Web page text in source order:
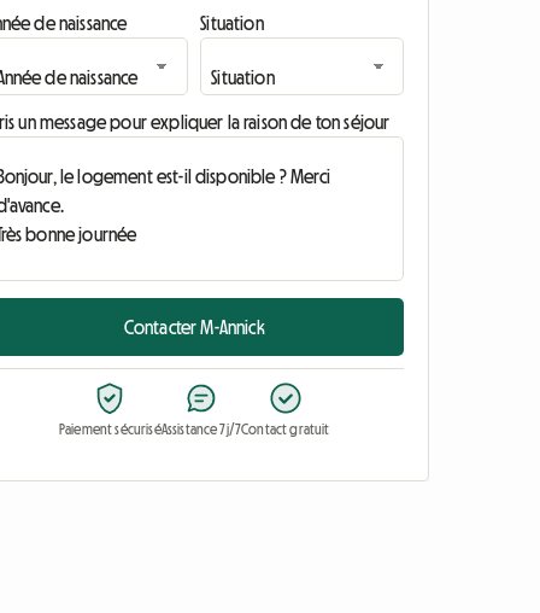
de naissance Situation
un message pour expliquer la raison de ton séjour
Contacter M-Annick
Paiement sécuriséAssistance 7j/7Contact gratuit